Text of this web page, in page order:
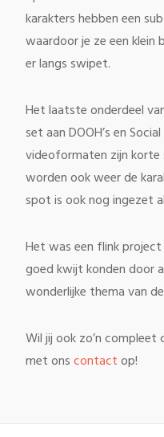
karakters hebben een
waardoor je ze een klein
er langs swipet.
Het laatste onderdeel
set aan DOOH’s en
videoformaten zijn
worden ook weer de
spot is ook nog ingezet
Het was een flink
goed kwijt konden door
wonderlijke thema van
Wil jij ook zo’n compleet
met onscontactop!